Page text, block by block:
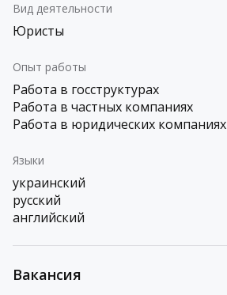
Вид деятельности
Юристы
Опыт работы
Работа в госструктурах
Работа в частных компаниях
Работа в юридических компаниях
Языки
украинский
русский
английский
Вакансия